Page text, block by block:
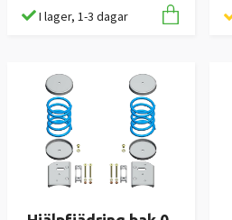
I lager, 1-3 dagar